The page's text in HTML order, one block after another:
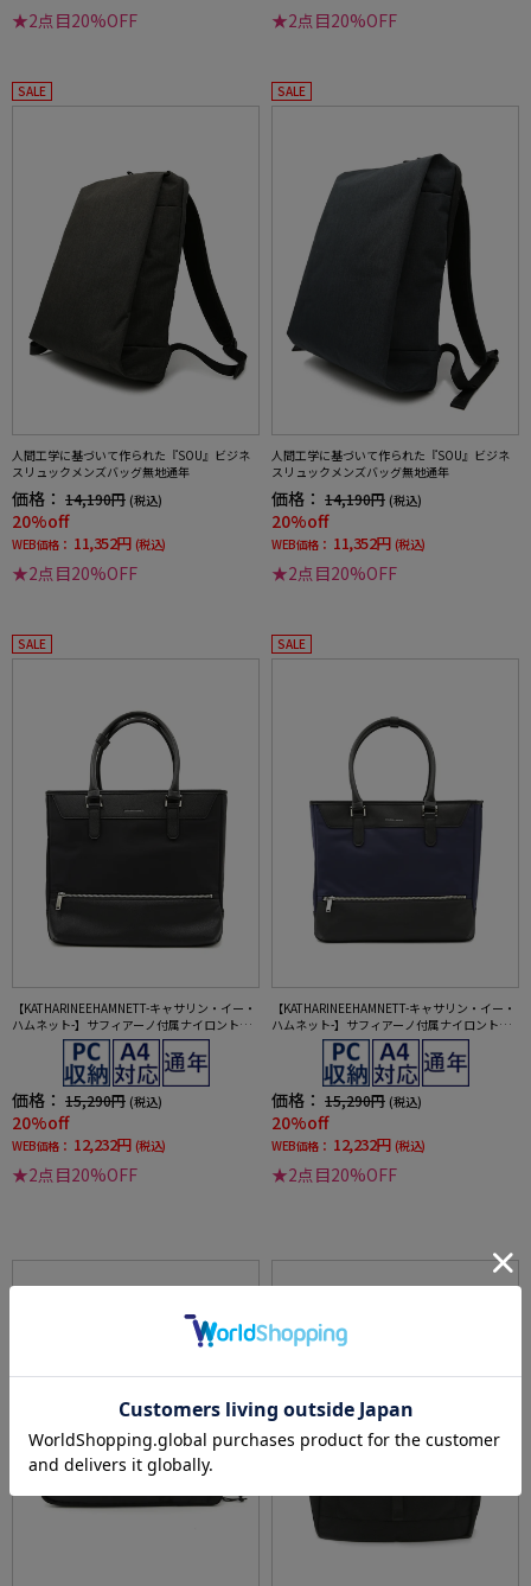
★2点目20%OFF ★2点目20%OFF
SALE
人間工学に基づいて作られた『SOU』ビジネ
スリュックメンズバッグ無地通年
価格： 14,190円 (税込)
20%off
WEB価格： 11,352円 (税込)
★2点目20%OFF
SALE
人間工学に基づいて作られた『SOU』ビジネ
スリュックメンズバッグ無地通年
価格： 14,190円 (税込)
20%off
WEB価格： 11,352円 (税込)
★2点目20%OFF
SALE
【KATHARINEEHAMNETT-キャサリン・イー・
ハムネット-】サフィアーノ付属ナイロントー
トバッグA4対応通年
価格： 15,290円 (税込)
20%off
WEB価格： 12,232円 (税込)
★2点目20%OFF
SALE
【KATHARINEEHAMNETT-キャサリン・イー・
ハムネット-】サフィアーノ付属ナイロントー
トバッグA4対応通年
価格： 15,290円 (税込)
20%off
WEB価格： 12,232円 (税込)
★2点目20%OFF